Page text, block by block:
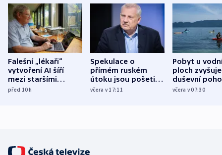
Falešní „lékaři“
vytvoření AI šíří
mezi staršími
Poláky nebezpečné
před 10h
Spekulace o
přímém ruském
útoku jsou pošetilé,
míní estonský
včera v 17:11
Pobyt u
ploch zvyšuje
duševní
ukázala
včera v 07:30